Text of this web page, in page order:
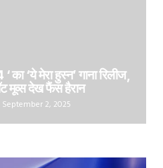
का ‘ये मेरा हुस्न’ गाना रिलीज,
मूव्स देख फैंस हैरान
September 2, 2025